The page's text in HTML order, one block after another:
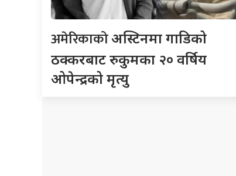
अमेरिकाकोअस्टिनमा गाडिको
ठक्करबाट रुकुमका २० वर्षिय
ओपेन्द्रको मृत्यु